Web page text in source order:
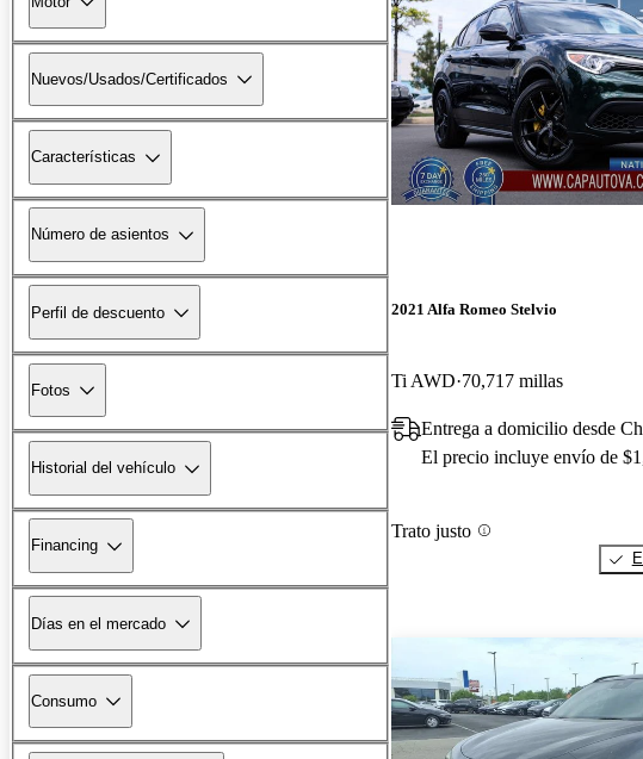
Nuevos/Usados/Certificados
Características
Número de asientos
Perfil de descuento
Fotos
Historial del vehículo
Financing
Días en el mercado
Consumo
2021 Alfa Romeo Stelvio
Ti AWD 70,717 millas
Entrega a domicilio desde
El precio incluye envío de
Trato justo